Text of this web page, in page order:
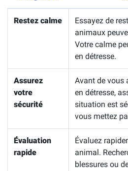
Restez calme
Essayez de
animaux
Votre calme
en détresse.
Assurez
votre
sécurité
Avant de vous
en détresse,
situation est
vous mettez
Évaluation
rapide
Évaluez
animal.
blessures ou